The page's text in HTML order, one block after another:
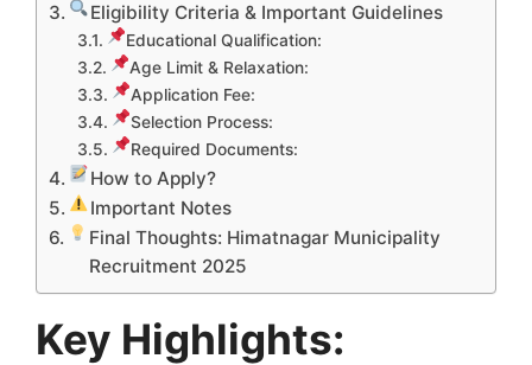
Eligibility Criteria & Important Guidelines
Educational Qualification:
Age Limit & Relaxation:
Application Fee:
Selection Process:
Required Documents:
How to Apply?
Important Notes
Final Thoughts: Himatnagar Municipality
Recruitment 2025
Key Highlights: